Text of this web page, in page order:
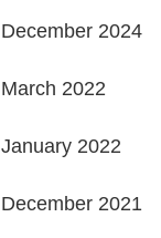
December 2024
March 2022
January 2022
December 2021